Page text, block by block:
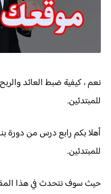
للمبتدئين.
أهلا بكم رابع درس من دورة
للمبتدئين.
حيث سوف نتحدث في هذا